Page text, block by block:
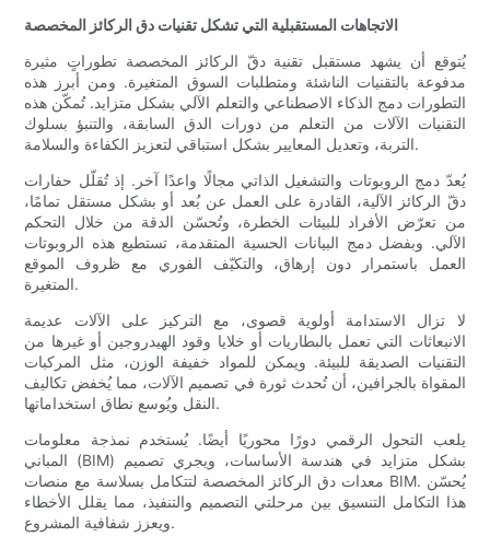
الاتجاهات المستقبلية التي تشكل تقنيات دق الركائز المخصصة
يُتوقع أن يشهد مستقبل تقنية دقّ الركائز المخصصة تطوراتٍ مثيرة
مدفوعة بالتقنيات الناشئة ومتطلبات السوق المتغيرة. ومن أبرز هذه
التطورات دمج الذكاء الاصطناعي والتعلم الآلي بشكل متزايد. تُمكّن هذه
التقنيات الآلات من التعلم من دورات الدق السابقة، والتنبؤ بسلوك
التربة، وتعديل المعايير بشكل استباقي لتعزيز الكفاءة والسلامة.
يُعدّ دمج الروبوتات والتشغيل الذاتي مجالًا واعدًا آخر. إذ تُقلّل حفارات
دقّ الركائز الآلية، القادرة على العمل عن بُعد أو بشكل مستقل تمامًا،
من تعرّض الأفراد للبيئات الخطرة، وتُحسّن الدقة من خلال التحكم
الآلي. وبفضل دمج البيانات الحسية المتقدمة، تستطيع هذه الروبوتات
العمل باستمرار دون إرهاق، والتكيّف الفوري مع ظروف الموقع
المتغيرة.
لا تزال الاستدامة أولوية قصوى، مع التركيز على الآلات عديمة
الانبعاثات التي تعمل بالبطاريات أو خلايا وقود الهيدروجين أو غيرها من
التقنيات الصديقة للبيئة. ويمكن للمواد خفيفة الوزن، مثل المركبات
المقواة بالجرافين، أن تُحدث ثورة في تصميم الآلات، مما يُخفض تكاليف
النقل ويُوسع نطاق استخداماتها.
يلعب التحول الرقمي دورًا محوريًا أيضًا. يُستخدم نمذجة معلومات
المباني (BIM) بشكل متزايد في هندسة الأساسات، ويجري تصميم
معدات دق الركائز المخصصة لتتكامل بسلاسة مع منصات BIM. يُحسّن
هذا التكامل التنسيق بين مرحلتي التصميم والتنفيذ، مما يقلل الأخطاء
ويعزز شفافية المشروع.